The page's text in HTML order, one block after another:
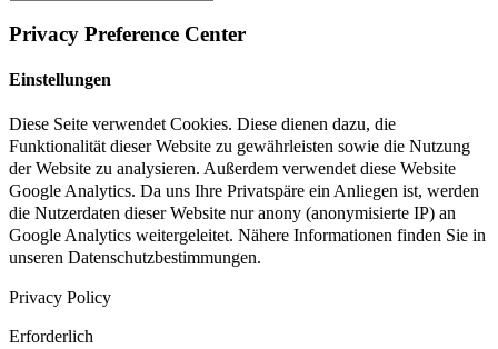
Privacy Preference Center
Einstellungen
Diese Seite verwendet Cookies. Diese dienen dazu, die
Funktionalität dieser Website zu gewährleisten sowie die Nutzung
der Website zu analysieren. Außerdem verwendet diese Website
Google Analytics. Da uns Ihre Privatspäre ein Anliegen ist, werden
die Nutzerdaten dieser Website nur anony (anonymisierte IP) an
Google Analytics weitergeleitet. Nähere Informationen finden Sie in
unseren Datenschutzbestimmungen.
Privacy Policy
Erforderlich